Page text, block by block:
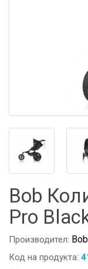
Bob
Pro
Производител: Bob
Код на продукта: